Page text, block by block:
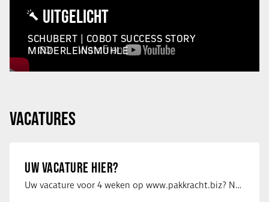
UITGELICHT
SCHUBERT | COBOT SUCCESS STORY
MINDERLEINSMÜHLE
VACATURES
UW VACATURE HIER?
Uw vacature voor 4 weken op www.pakkracht.biz? Neem dan contact op met Yannick van …